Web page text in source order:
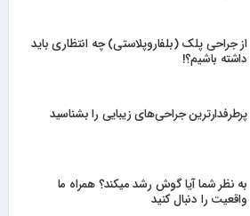
از جراحی پلک (بلفاروپلاستی) چه انتظاری باید
داشته باشیم؟!
پرطرفدارترین جراحی‌های زیبایی را بشناسید
به نظر شما آیا گوش رشد میکند؟ همراه ما
واقعیت را دنبال کنید